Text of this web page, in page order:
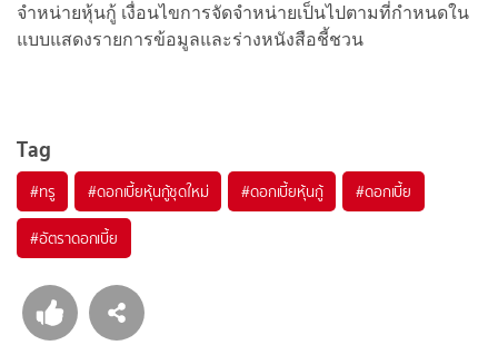
จำหน่ายหุ้นกู้ เงื่อนไขการจัดจำหน่ายเป็นไปตามที่กำหนดใน
แบบแสดงรายการข้อมูลและร่างหนังสือชี้ชวน
Tag
#ทรู #ดอกเบี้ยหุ้นกู้ชุดใหม่ #ดอกเบี้ยหุ้นกู้ #ดอกเบี้ย
#อัตราดอกเบี้ย